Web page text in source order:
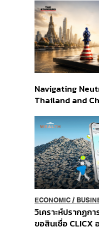
ส่วนยุทธศาสตร์ไ
อินโดนีเซีย
Navigating
Thailand and
Order
ECONOMIC/
วิเคราะห์ปรากฏก
ขอสินเชื่อ CLICX